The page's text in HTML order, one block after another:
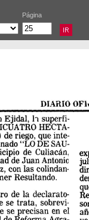
Página